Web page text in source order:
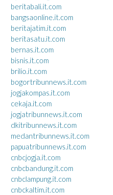
beritabali.it.com
bangsaonline.it.com
beritajatim.it.com
beritasatu.it.com
bernas.it.com
bisnis.it.com
brilio.it.com
bogortribunnews.it.com
jogjakompas.it.com
cekaja.it.com
jogjatribunnews.it.com
dkitribunnews.it.com
medantribunnews.it.com
papuatribunnews.it.com
cnbcjogja.it.com
cnbcbandung.it.com
cnbclampung.it.com
cnbckaltim.it.com